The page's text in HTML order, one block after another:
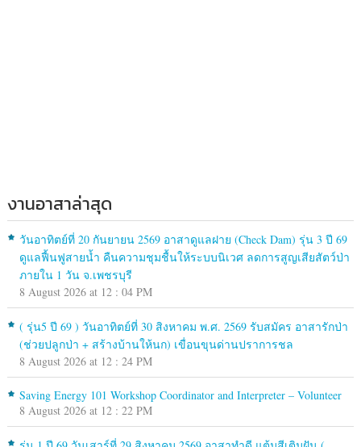
งานอาสาล่าสุด
วันอาทิตย์ที่ 20 กันยายน 2569 อาสาดูแลฝาย (Check Dam) รุ่น 3 ปี 69
ดูแลฟื้นฟูสายน้ำ คืนความชุมชื้นให้ระบบนิเวศ ลดการสูญเสียสัตว์ป่า
ภายใน 1 วัน จ.เพชรบุรี
8 August 2026 at 12 : 04 PM
( รุ่น5 ปี 69 ) วันอาทิตย์ที่ 30 สิงหาคม พ.ศ. 2569 รับสมัคร อาสารักป่า
(ช่วยปลูกป่า + สร้างบ้านให้นก) เขื่อนขุนด่านปราการชล
8 August 2026 at 12 : 24 PM
Saving Energy 101 Workshop Coordinator and Interpreter – Volunteer
8 August 2026 at 12 : 22 PM